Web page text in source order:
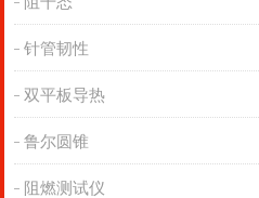
针管韧性
双平板导热
鲁尔圆锥
阻燃测试仪